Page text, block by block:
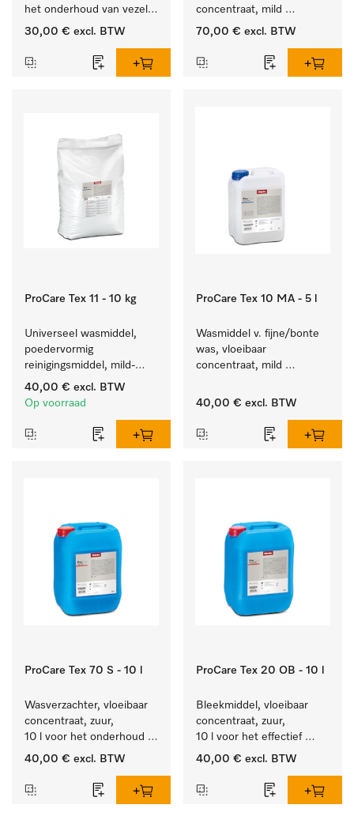
het onderhoud van vezels
zodat het textiel lang
30,00 € excl. BTW
concentraat, mild
alkalisch, 10 l voor het
en gevoelig textiel.
70,00 € excl. BTW
ProCare Tex 11 - 10 kg
Universeel wasmiddel,
poedervormig
reinigingsmiddel, mild-
alkalisch, 10 kg voor het
reinigen van wit wasgoed
40,00 € excl. BTW
Op voorraad
ProCare Tex 10 MA - 5 l
Wasmiddel v. fijne/bonte
was, vloeibaar
concentraat, mild
reinigen van bonte was
40,00 € excl. BTW
ProCare Tex 70 S - 10 l
Wasverzachter, vloeibaar
concentraat, zuur,
10 l voor het onderhoud
van vezels zodat het
40,00 € excl. BTW
ProCare Tex 20 OB - 10 l
Bleekmiddel, vloeibaar
concentraat, zuur,
10 l voor het effectief
verwijderen van
40,00 € excl. BTW